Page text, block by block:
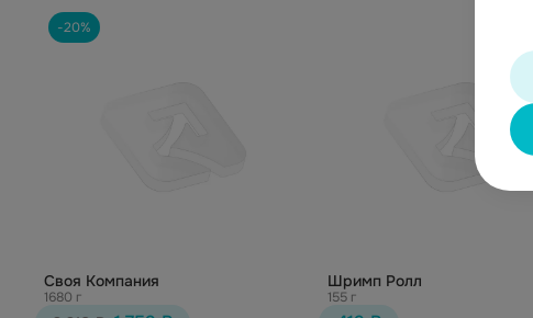
-20%
Своя Компания
1680 г
Шримп Ролл
155 г